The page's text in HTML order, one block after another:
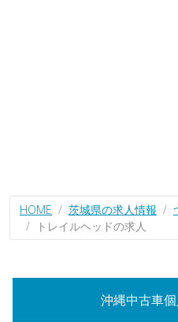
HOME 茨城県の求人情報
トレイルヘッドの求人
沖縄中古車